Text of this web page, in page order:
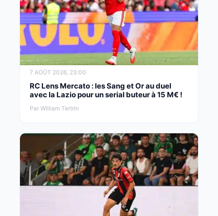
7 AOÛT 2026, 23:00
RC Lens Mercato : les Sang et Or au duel
avec la Lazio pour un serial buteur à 15 M€ !
Par William Tertrin